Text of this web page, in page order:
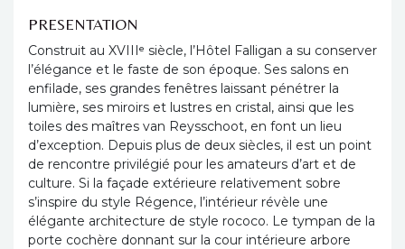
PRESENTATION
Construit au XVIIIᵉ siècle, l’Hôtel Falligan a su conserver
l’élégance et le faste de son époque. Ses salons en
enfilade, ses grandes fenêtres laissant pénétrer la
lumière, ses miroirs et lustres en cristal, ainsi que les
toiles des maîtres van Reysschoot, en font un lieu
d’exception. Depuis plus de deux siècles, il est un point
de rencontre privilégié pour les amateurs d’art et de
culture. Si la façade extérieure relativement sobre
s’inspire du style Régence, l’intérieur révèle une
élégante architecture de style rococo. Le tympan de la
porte cochère donnant sur la cour intérieure arbore